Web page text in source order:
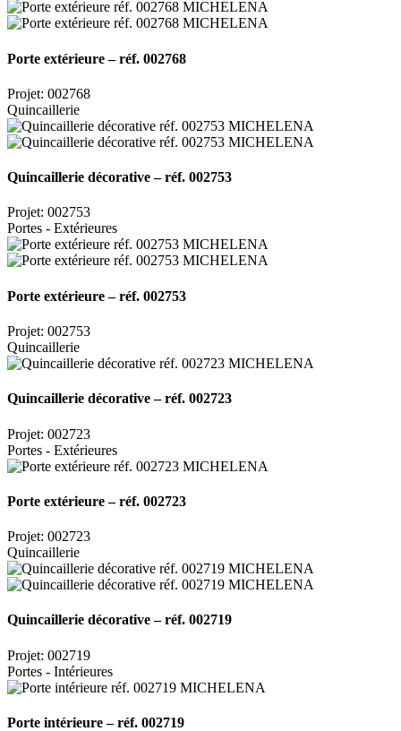
Porte extérieure – réf. 002768
Projet: 002768
Quincaillerie
Quincaillerie décorative – réf. 002753
Projet: 002753
Portes - Extérieures
Porte extérieure – réf. 002753
Projet: 002753
Quincaillerie
Quincaillerie décorative – réf. 002723
Projet: 002723
Portes - Extérieures
Porte extérieure – réf. 002723
Projet: 002723
Quincaillerie
Quincaillerie décorative – réf. 002719
Projet: 002719
Portes - Intérieures
Porte intérieure – réf. 002719